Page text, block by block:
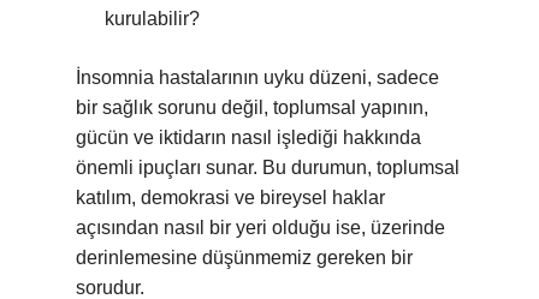
kurulabilir?
İnsomnia hastalarının uyku düzeni, sadece
bir sağlık sorunu değil, toplumsal yapının,
gücün ve iktidarın nasıl işlediği hakkında
önemli ipuçları sunar. Bu durumun, toplumsal
katılım, demokrasi ve bireysel haklar
açısından nasıl bir yeri olduğu ise, üzerinde
derinlemesine düşünmemiz gereken bir
sorudur.